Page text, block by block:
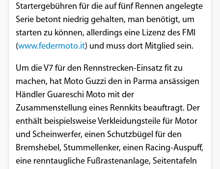
Startergebühren für die auf fünf Rennen angelegte
Serie betont niedrig gehalten, man benötigt, um
starten zu können, allerdings eine Lizenz des FMI
(www.federmoto.it) und muss dort Mitglied sein.
Um die V7 für den Rennstrecken-Einsatz fit zu
machen, hat Moto Guzzi den in Parma ansässigen
Händler Guareschi Moto mit der
Zusammenstellung eines Rennkits beauftragt. Der
enthält beispielsweise Verkleidungsteile für Motor
und Scheinwerfer, einen Schutzbügel für den
Bremshebel, Stummellenker, einen Racing-Auspuff,
eine renntaugliche Fußrastenanlage, Seitentafeln
EXTERNE MEDIEN
Um Inhalte von Videoplattformen und
Social Media Plattformen anzeigen zu
können, werden von diesen externen
YouTube
Vimeo
Google Maps